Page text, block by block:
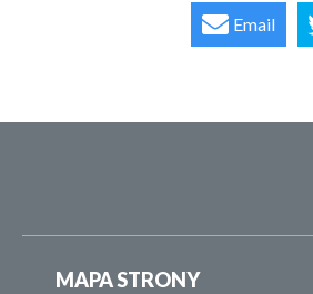
Email
MAPA STRONY